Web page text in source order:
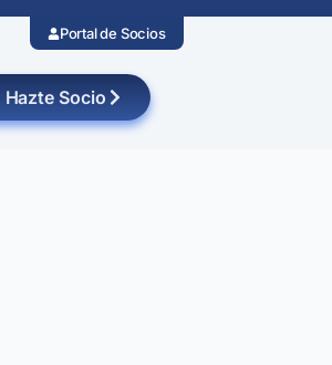
Portal de Socios
Hazte Socio